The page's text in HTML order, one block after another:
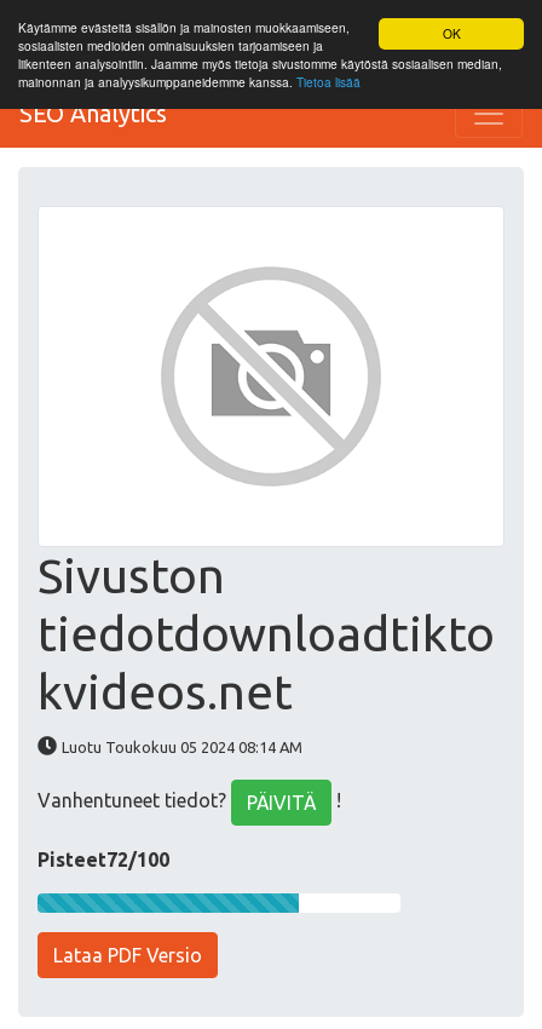
OK
Käytämme evästeitä sisällön ja mainosten muokkaamiseen,
sosiaalisten medioiden ominaisuuksien tarjoamiseen ja
liikenteen analysointiin. Jaamme myös tietoja sivustomme käytöstä sosiaalisen median,
mainonnan ja analyysikumppaneidemme kanssa. Tietoa lisää
SEO Analytics
Sivuston
tiedotdownloadtikto
kvideos.net
Luotu Toukokuu 05 2024 08:14 AM
Vanhentuneet tiedot? PÄIVITÄ !
Pisteet72/100
Lataa PDF Versio